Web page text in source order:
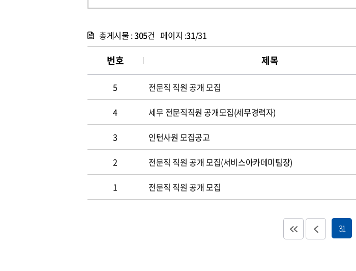
총게시물 :305건 페이지 :31/31
번호 제목
5 전문직 직원 공개 모집
4 세무 전문직직원 공개모집(세무경력자)
3 인턴사원 모집공고
2 전문직 직원 공개 모집(서비스아카데미팀장)
1 전문직 직원 공개 모집
31